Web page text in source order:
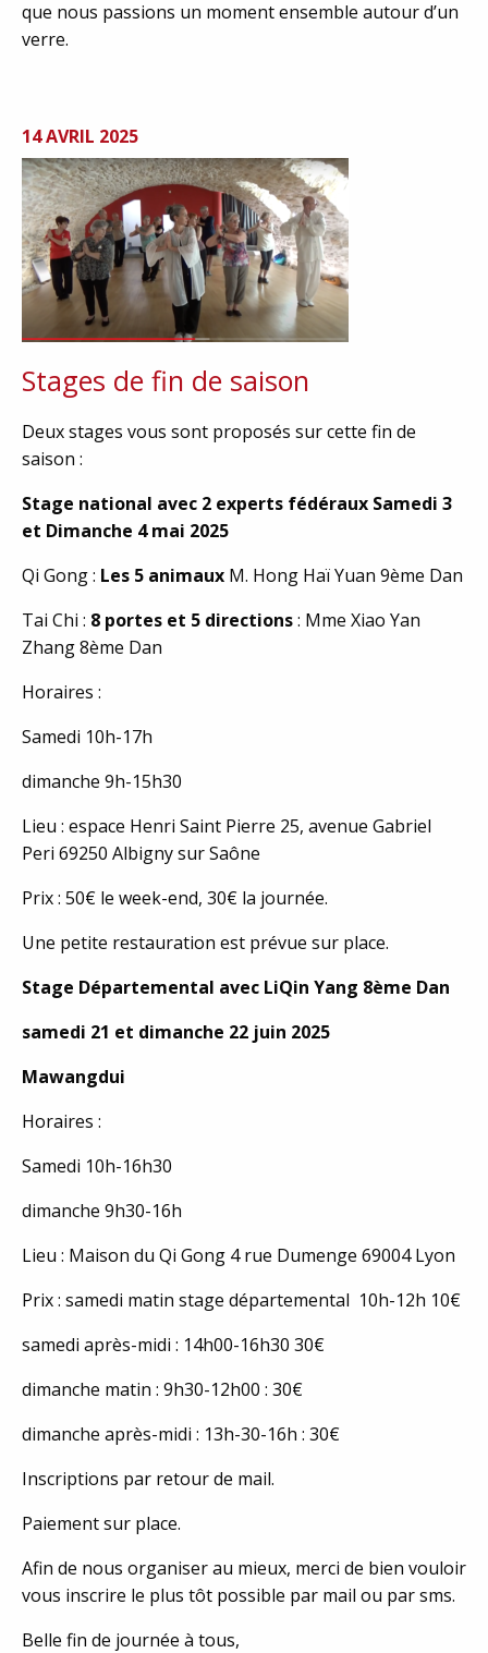
que nous passions un moment ensemble autour d’un
verre.
14 AVRIL 2025
Stages de fin de saison
Deux stages vous sont proposés sur cette fin de
saison :
Stage national avec 2 experts fédéraux Samedi 3
et Dimanche 4 mai 2025
Qi Gong : Les 5 animaux M. Hong Haï Yuan 9ème Dan
Tai Chi : 8 portes et 5 directions: Mme Xiao Yan
Zhang 8ème Dan
Horaires :
Samedi 10h-17h
dimanche 9h-15h30
Lieu : espace Henri Saint Pierre 25, avenue Gabriel
Peri 69250 Albigny sur Saône
Prix : 50€ le week-end, 30€ la journée.
Une petite restauration est prévue sur place.
Stage Départemental avec LiQin Yang 8ème Dan
samedi 21 et dimanche 22 juin 2025
Mawangdui
Horaires :
Samedi 10h-16h30
dimanche 9h30-16h
Lieu : Maison du Qi Gong 4 rue Dumenge 69004 Lyon
Prix : samedi matin stage départemental 10h-12h 10€
samedi après-midi : 14h00-16h30 30€
dimanche matin : 9h30-12h00 : 30€
dimanche après-midi : 13h-30-16h : 30€
Inscriptions par retour de mail.
Paiement sur place.
Afin de nous organiser au mieux, merci de bien vouloir
vous inscrire le plus tôt possible par mail ou par sms.
Belle fin de journée à tous,